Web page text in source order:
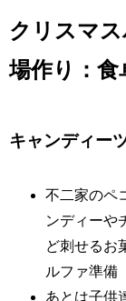
クリスマ
場作り：食
キャンディー
不二家のペ
ンディーや
ど刺せるお
ルファ準備
あとは子供